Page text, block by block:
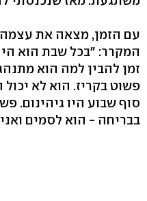
עם הזמן, מצאה את עצמה
המקרר: "בכל שבת הוא
זמן להבין למה הוא
פשוט בקריז. הוא לא
סוף שבוע היו גיהינום.
בבריחה - הוא לסמים